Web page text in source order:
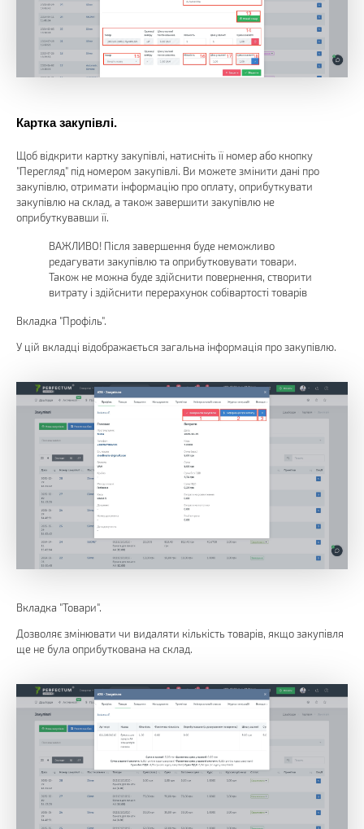
Картка закупівлі.
Щоб відкрити картку закупівлі, натисніть її номер або кнопку
"Перегляд" під номером закупівлі. Ви можете змінити дані про
закупівлю, отримати інформацію про оплату, оприбуткувати
закупівлю на склад, а також завершити закупівлю не
оприбуткувавши її.
ВАЖЛИВО! Після завершення буде неможливо
редагувати закупівлю та оприбутковувати товари.
Також не можна буде здійснити повернення, створити
витрату і здійснити перерахунок собівартості товарів
Вкладка "Профіль".
У цій вкладці відображається загальна інформація про закупівлю.
Вкладка "Товари".
Дозволяє змінювати чи видаляти кількість товарів, якщо закупівля
ще не була оприбуткована на склад.